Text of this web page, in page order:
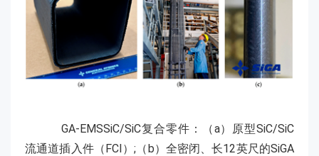
GA-EMSSiC/SiC复合零件：（a）原型SiC/SiC
流通道插入件（FCI）;（b）全密闭、长12英尺的SiGA